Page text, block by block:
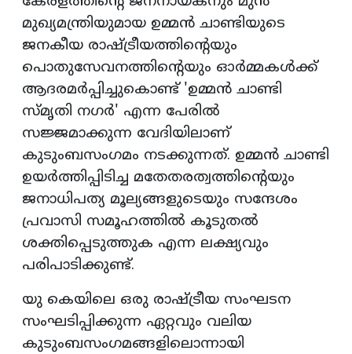
മുഖ്യമന്ത്രിയുമായ ഉമ്മന്‍ ചാണ്ടിയുടെ
ജനകീയ രാഷ്ട്രീയത്തിന്റെയും
പൊതുസേവനത്തിന്റെയും ഓര്‍മ്മകള്‍ക്ക്
ആദരമര്‍പ്പിച്ചുകൊണ്ട് 'ഉമ്മന്‍ ചാണ്ടി
സ്മൃതി നഗര്‍' എന്ന പേരില്‍
സജ്ജമാക്കുന്ന വേദിയിലാണ്
കുടുംബസംഗമം നടക്കുന്നത്. ഉമ്മന്‍ ചാണ്ടി
ഉയര്‍ത്തിപ്പിടിച്ച മതേതരത്വത്തിന്റെയും
ജനാധിപത്യ മൂല്യങ്ങളുടെയും സന്ദേശം
പ്രവാസി സമൂഹത്തില്‍ കൂടുതല്‍
ശക്തിപ്പെടുത്തുക എന്ന ലക്ഷ്യവും
പരിപാടിക്കുണ്ട്.
യു കെയിലെ ഒരു രാഷ്ട്രീയ സംഘടന
സംഘടിപ്പിക്കുന്ന ഏറ്റവും വലിയ
കുടുംബസംഗമങ്ങളിലൊന്നായി